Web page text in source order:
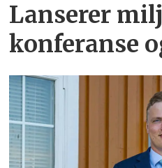
Lanserer
konferanse